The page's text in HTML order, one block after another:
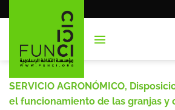
al
SERVICIO AGRONÓMICO,
el funcionamiento de las granjas y